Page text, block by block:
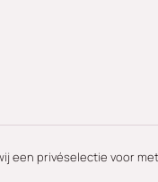
een privéselectie voor